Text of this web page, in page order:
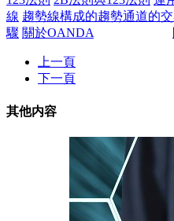
線 趨勢線構成的趨勢通道的
驟 關於OANDA
上一頁
下一頁
其他内容